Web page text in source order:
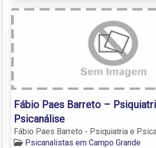
Fábio Paes Barreto –
Psicanálise
Fábio Paes Barreto - Psiquiatria e
Psicanalistas em Campo Grande